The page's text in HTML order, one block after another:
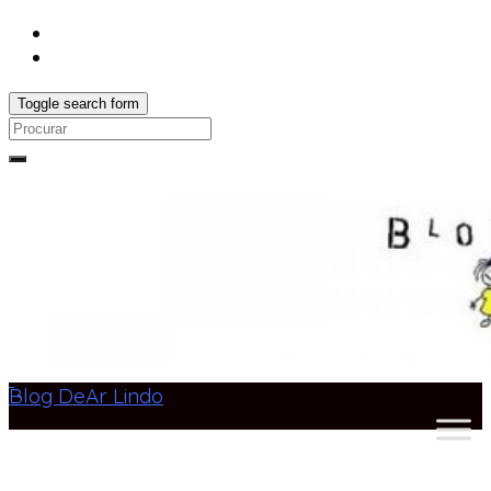
Toggle search form
Search
Blog DeAr Lindo